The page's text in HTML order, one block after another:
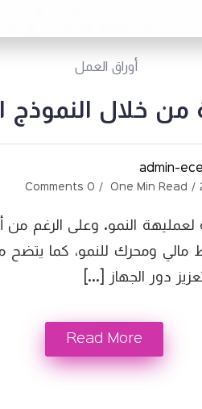
أوراق العمل
من خلال النموذج
admin-
One Min Read
0 Comments
لعمليهة النمو. وعلى الرغم
مالي ومحرك للنمو، كما
دور الجهاز […]
Read More